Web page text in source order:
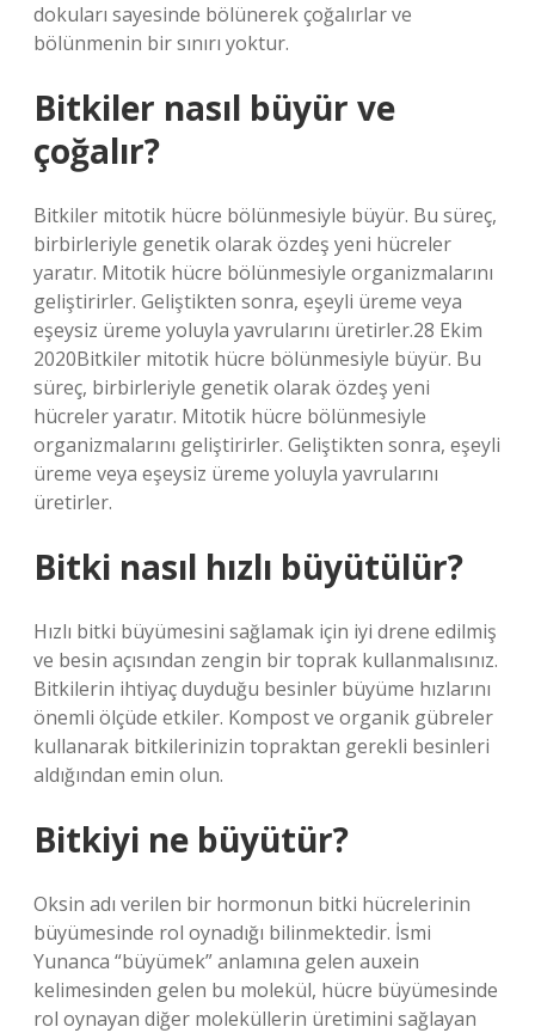
dokuları sayesinde bölünerek çoğalırlar ve
bölünmenin bir sınırı yoktur.
Bitkiler nasıl büyür ve
çoğalır?
Bitkiler mitotik hücre bölünmesiyle büyür. Bu süreç,
birbirleriyle genetik olarak özdeş yeni hücreler
yaratır. Mitotik hücre bölünmesiyle organizmalarını
geliştirirler. Geliştikten sonra, eşeyli üreme veya
eşeysiz üreme yoluyla yavrularını üretirler.28 Ekim
2020Bitkiler mitotik hücre bölünmesiyle büyür. Bu
süreç, birbirleriyle genetik olarak özdeş yeni
hücreler yaratır. Mitotik hücre bölünmesiyle
organizmalarını geliştirirler. Geliştikten sonra, eşeyli
üreme veya eşeysiz üreme yoluyla yavrularını
üretirler.
Bitki nasıl hızlı büyütülür?
Hızlı bitki büyümesini sağlamak için iyi drene edilmiş
ve besin açısından zengin bir toprak kullanmalısınız.
Bitkilerin ihtiyaç duyduğu besinler büyüme hızlarını
önemli ölçüde etkiler. Kompost ve organik gübreler
kullanarak bitkilerinizin topraktan gerekli besinleri
aldığından emin olun.
Bitkiyi ne büyütür?
Oksin adı verilen bir hormonun bitki hücrelerinin
büyümesinde rol oynadığı bilinmektedir. İsmi
Yunanca “büyümek” anlamına gelen auxein
kelimesinden gelen bu molekül, hücre büyümesinde
rol oynayan diğer moleküllerin üretimini sağlayan